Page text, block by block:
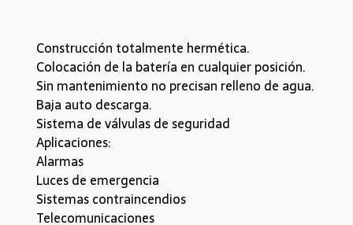
Construcción totalmente hermética.
Colocación de la batería en cualquier posición.
Sin mantenimiento no precisan relleno de agua.
Baja auto descarga.
Sistema de válvulas de seguridad
Aplicaciones:
Alarmas
Luces de emergencia
Sistemas contraincendios
Telecomunicaciones